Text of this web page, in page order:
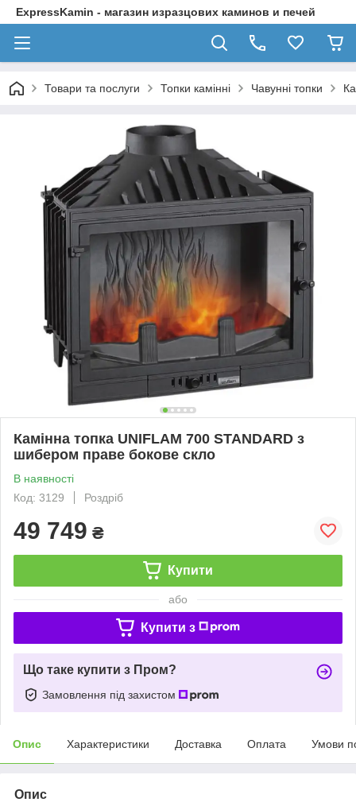
ExpressKamin - магазин изразцових каминов и печей
Товари та послуги Топки камінні Чавунні топки
Камінна топка UNIFLAM 700 STANDARD з
шибером праве бокове скло
В наявності
Код: 3129
Роздріб
49 749 ₴
Купити
або
Купити з
Що таке купити з Пром?
Замовлення під захистом
Опис Характеристики Доставка Оплата Умови
Опис